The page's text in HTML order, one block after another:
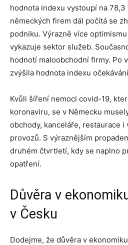
hodnota indexu vystoupí na
německých firem dál počítá se
podniku. Výrazně více
vykazuje sektor služeb.
hodnotí maloobchodní firmy. Po
zvýšila hodnota indexu
Kvůli šíření nemoci covid-19,
koronaviru, se v Německu
obchody, kanceláře, restaurace i
provozů. S výraznějším
druhém čtvrtletí, kdy se naplno
opatření.
Důvěra v
v Česku
Dodejme, že důvěra v